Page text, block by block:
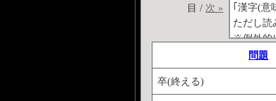
｢漢字(
ただし読
※例外的
＜例＞
｢悪(忌み
目 / 次 »
問題
卒(終える)